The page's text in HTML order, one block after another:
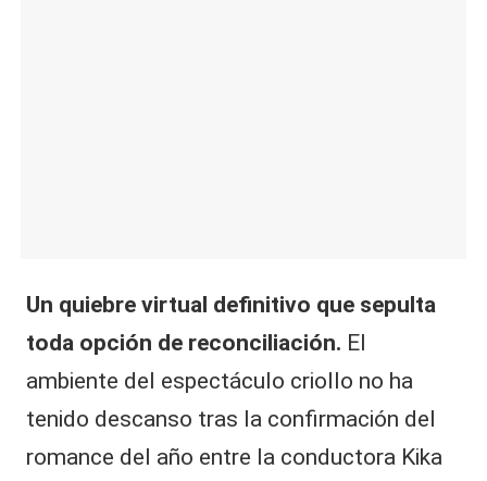
Un quiebre virtual definitivo que sepulta
toda opción de reconciliación. El
ambiente del espectáculo criollo no ha
tenido descanso tras la confirmación del
romance del año entre la conductora Kika